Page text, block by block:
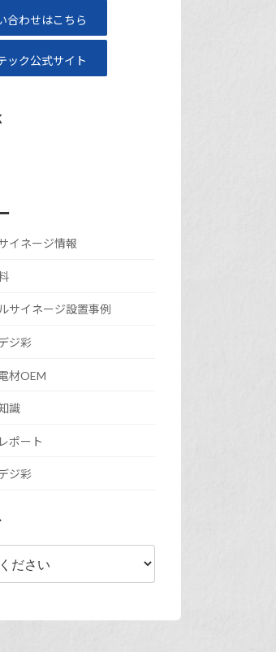
合わせはこちら
ック公式サイト
イネージ情報
サイネージ設置事例
ジ彩
材OEM
識
ポート
ジ彩